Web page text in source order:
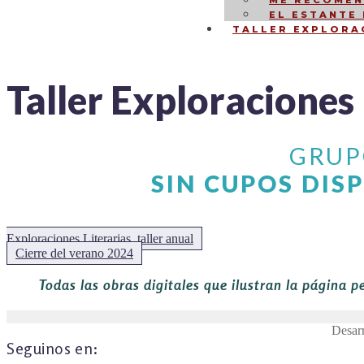
EL ESTANTE
TALLER
Taller
SIN CUPOS
Exploraciones Literarias, taller anual
Siguiente:
Cierre del verano 2024
Todas las obras digitales que ilustran la página
Seguinos en: